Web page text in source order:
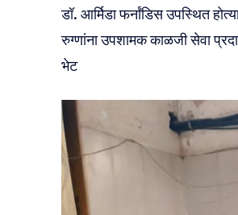
डॉ. आर्मिडा फर्नांडिस उपस्थित
रुग्णांना उपशामक काळजी सेवा
भेट